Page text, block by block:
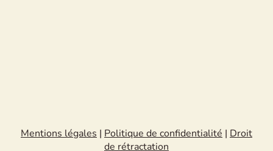
Mentions légales | Politique de confidentialité | Droit
de rétractation